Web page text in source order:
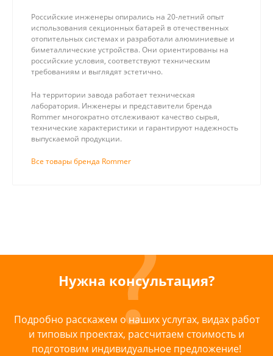
Российские инженеры опирались на 20-летний опыт
использования секционных батарей в отечественных
отопительных системах и разработали алюминиевые и
биметаллические устройства. Они ориентированы на
российские условия, соответствуют техническим
требованиям и выглядят эстетично.
На территории завода работает техническая
лаборатория. Инженеры и представители бренда
Rommer многократно отслеживают качество сырья,
технические характеристики и гарантируют надежность
выпускаемой продукции.
Все товары бренда Rommer
Нужна консультация?
Подробно расскажем о наших услугах, видах работ
и типовых проектах, рассчитаем стоимость и
подготовим индивидуальное предложение!